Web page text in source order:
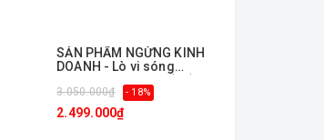
ㅤSẢN PHẨM NGỪNG KINH
DOANH - Lò vi sóng
23 lít
3.050.000₫ - 18%
2.499.000₫